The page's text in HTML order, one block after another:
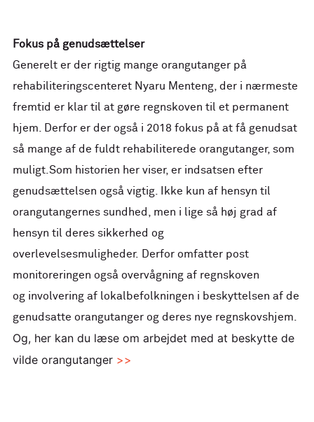
Fokus på genudsættelser
Generelt er der rigtig mange orangutanger på
rehabiliteringscenteret Nyaru Menteng, der i nærmeste
fremtid er klar til at gøre regnskoven til et permanent
hjem. Derfor er der også i 2018 fokus på at få genudsat
så mange af de fuldt rehabiliterede orangutanger, som
muligt.Som historien her viser, er indsatsen efter
genudsættelsen også vigtig. Ikke kun af hensyn til
orangutangernes sundhed, men i lige så høj grad af
hensyn til deres sikkerhed og
overlevelsesmuligheder. Derfor omfatter post
monitoreringen også overvågning af regnskoven
og involvering af lokalbefolkningen i beskyttelsen af de
genudsatte orangutanger og deres nye regnskovshjem.
Og, her kan du læse om arbejdet med at beskytte de
vilde orangutanger >>